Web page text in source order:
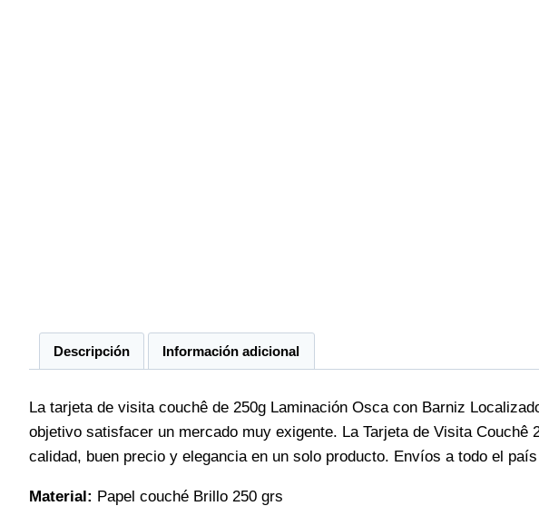
Descripción Información adicional
La tarjeta de visita couchê de 250g Laminación Osca con Barniz
objetivo satisfacer un mercado muy exigente. La Tarjeta de Visita
calidad, buen precio y elegancia en un solo producto. Envíos a todo el país
Material: Papel couché Brillo 250 grs